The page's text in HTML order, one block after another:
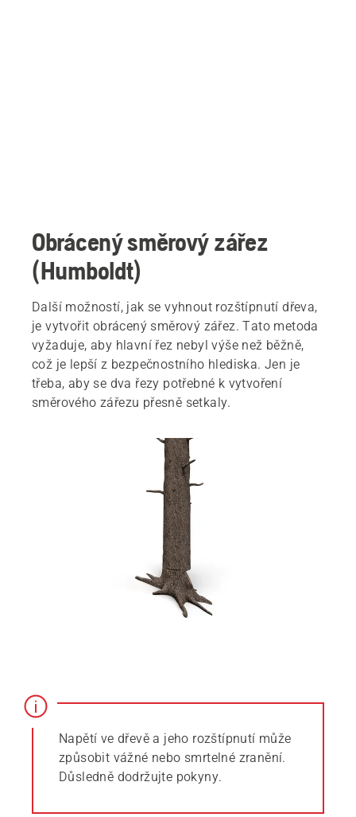
Obrácený směrový zářez
(Humboldt)
Další možností, jak se vyhnout rozštípnutí dřeva,
je vytvořit obrácený směrový zářez. Tato metoda
vyžaduje, aby hlavní řez nebyl výše než běžně,
což je lepší z bezpečnostního hlediska. Jen je
třeba, aby se dva řezy potřebné k vytvoření
směrového zářezu přesně setkaly.
Napětí ve dřevě a jeho rozštípnutí může
způsobit vážné nebo smrtelné zranění.
Důsledně dodržujte pokyny.